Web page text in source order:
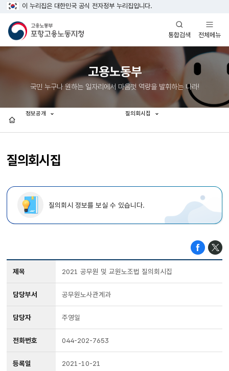
이 누리집은 대한민국 공식 전자정부 누리집입니다.
통합검색
열기
전체메뉴
열기
고용노동부
국민 누구나 원하는 일자리에서 마음껏 역량을 발휘하는 나라!
질의회시집
정보공개 질의회시집
질의회시 정보를 보실 수 있습니다.
제목 2021 공무원 및 교원노조법 질의회시집
담당부서 공무원노사관계과
담당자 주영일
전화번호 044-202-7653
등록일 2021-10-21